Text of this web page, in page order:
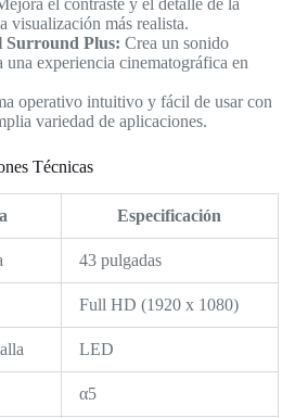
visualización más realista.
Surround Plus: Crea un sonido
una experiencia cinematográfica en
operativo intuitivo y fácil de usar con
variedad de aplicaciones.
Técnicas
Especificación
43 pulgadas
Full HD (1920 x 1080)
LED
α5